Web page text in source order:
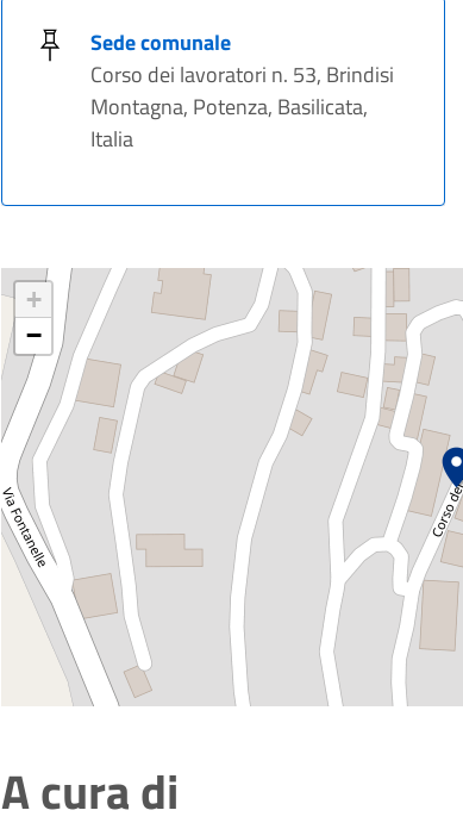
Sede comunale
Corso dei lavoratori n. 53, Brindisi
Montagna, Potenza, Basilicata,
Italia
+
−
A cura di